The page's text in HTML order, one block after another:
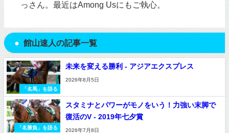
っさん。最近はAmong Usにもご執心。
館山速人の記事一覧
「名馬」を語る
未来を変える勝利 - アジアエクスプレス
2026年8月5日
「名勝負」を語る
スタミナとパワーがモノをいう！力強い末脚で
復活のV - 2019年七夕賞
2026年7月8日